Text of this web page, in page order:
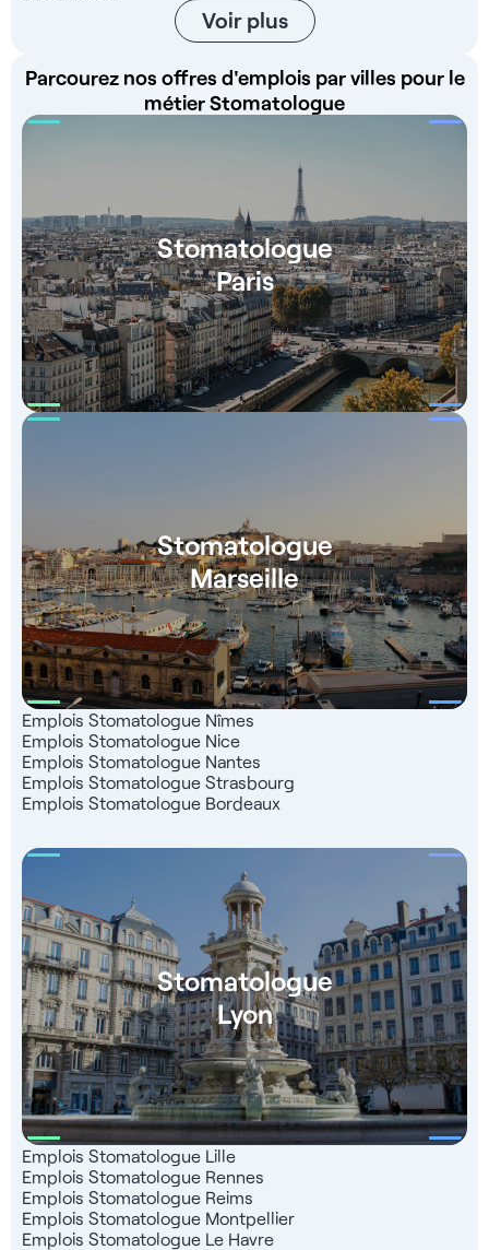
Voir plus
Parcourez nos offres d'emplois par villes pour le
métier Stomatologue
Stomatologue
Paris
Stomatologue
Marseille
Emplois Stomatologue Nîmes
Emplois Stomatologue Nice
Emplois Stomatologue Nantes
Emplois Stomatologue Strasbourg
Emplois Stomatologue Bordeaux
Stomatologue
Lyon
Emplois Stomatologue Lille
Emplois Stomatologue Rennes
Emplois Stomatologue Reims
Emplois Stomatologue Montpellier
Emplois Stomatologue Le Havre